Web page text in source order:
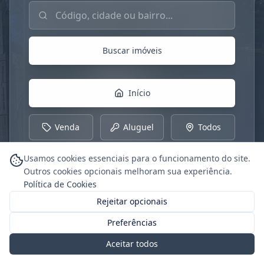
Buscar imóveis por código, cidade ou bairro
Buscar imóveis
Início
Venda Aluguel Todos
Usamos cookies essenciais para o funcionamento do site.
Outros cookies opcionais melhoram sua experiência.
Política de Cookies
Rejeitar opcionais
Preferências
Aceitar todos